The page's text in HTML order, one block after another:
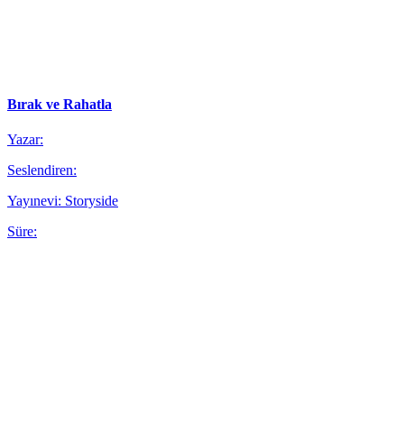
Bırak ve Rahatla
Yazar:
Seslendiren:
Yayınevi: Storyside
Süre: